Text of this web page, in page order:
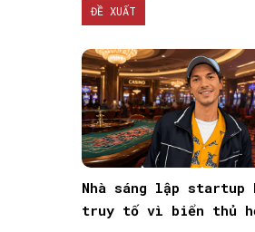
ĐỀ XUẤT
Nhà sáng lập startup
truy tố vì biển thủ